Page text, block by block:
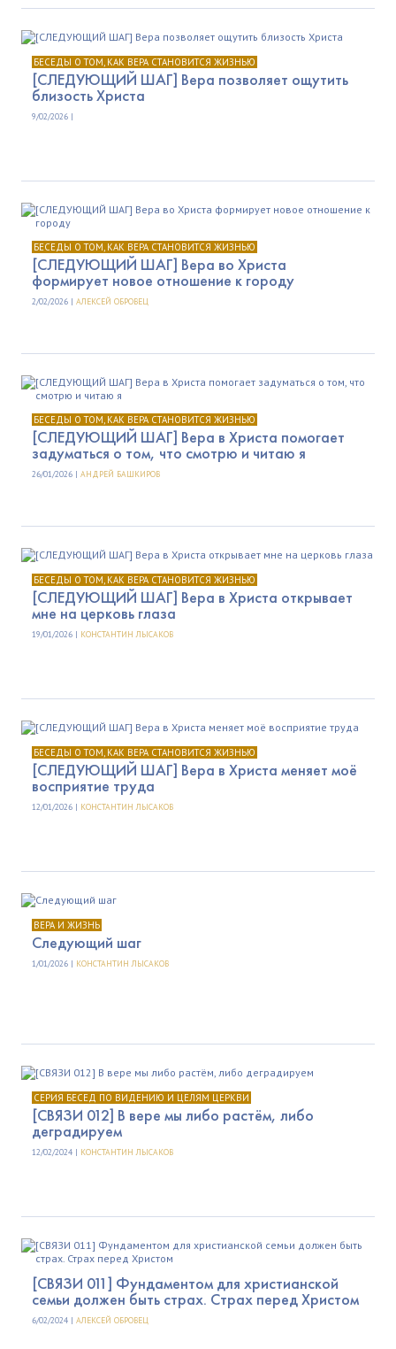
БЕСЕДЫ О ТОМ, КАК ВЕРА СТАНОВИТСЯ ЖИЗНЬЮ
[СЛЕДУЮЩИЙ ШАГ] Вера позволяет ощутить
близость Христа
9/02/2026 |
БЕСЕДЫ О ТОМ, КАК ВЕРА СТАНОВИТСЯ ЖИЗНЬЮ
[СЛЕДУЮЩИЙ ШАГ] Вера во Христа
формирует новое отношение к городу
2/02/2026 | АЛЕКСЕЙ ОБРОВЕЦ
БЕСЕДЫ О ТОМ, КАК ВЕРА СТАНОВИТСЯ ЖИЗНЬЮ
[СЛЕДУЮЩИЙ ШАГ] Вера в Христа помогает
задуматься о том, что смотрю и читаю я
26/01/2026 | АНДРЕЙ БАШКИРОВ
БЕСЕДЫ О ТОМ, КАК ВЕРА СТАНОВИТСЯ ЖИЗНЬЮ
[СЛЕДУЮЩИЙ ШАГ] Вера в Христа открывает
мне на церковь глаза
19/01/2026 | КОНСТАНТИН ЛЫСАКОВ
БЕСЕДЫ О ТОМ, КАК ВЕРА СТАНОВИТСЯ ЖИЗНЬЮ
[СЛЕДУЮЩИЙ ШАГ] Вера в Христа меняет моё
восприятие труда
12/01/2026 | КОНСТАНТИН ЛЫСАКОВ
ВЕРА И ЖИЗНЬ
Следующий шаг
1/01/2026 | КОНСТАНТИН ЛЫСАКОВ
СЕРИЯ БЕСЕД ПО ВИДЕНИЮ И ЦЕЛЯМ ЦЕРКВИ
[СВЯЗИ 012] В вере мы либо растём, либо
деградируем
12/02/2024 | КОНСТАНТИН ЛЫСАКОВ
[СВЯЗИ 011] Фундаментом для христианской
семьи должен быть страх. Страх перед Христом
6/02/2024 | АЛЕКСЕЙ ОБРОВЕЦ